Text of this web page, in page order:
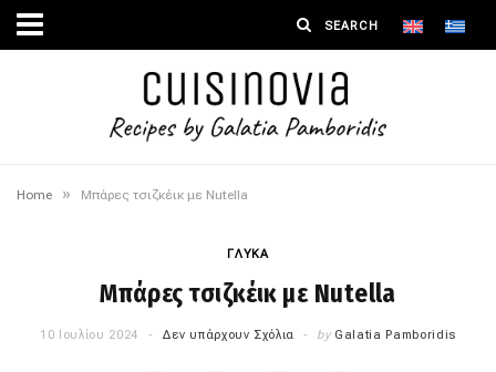
Home » Μπάρες τσιζκέικ με Nutella
ΓΛΥΚΑ
Μπάρες τσιζκέικ με Nutella
10 Ιουλίου 2024 Δεν υπάρχουν Σχόλια by Galatia Pamboridis